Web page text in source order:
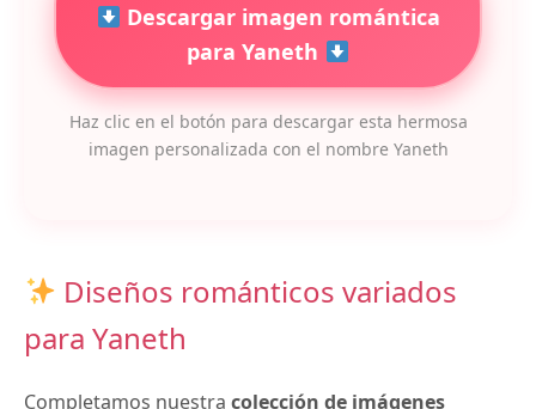
Descargar imagen romántica
para Yaneth
Haz clic en el botón para descargar esta hermosa
imagen personalizada con el nombre Yaneth
Diseños románticos variados
para Yaneth
Completamos nuestra colección de imágenes